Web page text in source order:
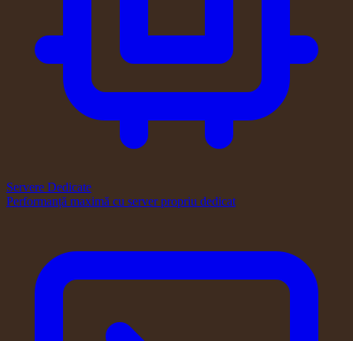
Servere Dedicate
Performanță maximă cu server propriu dedicat